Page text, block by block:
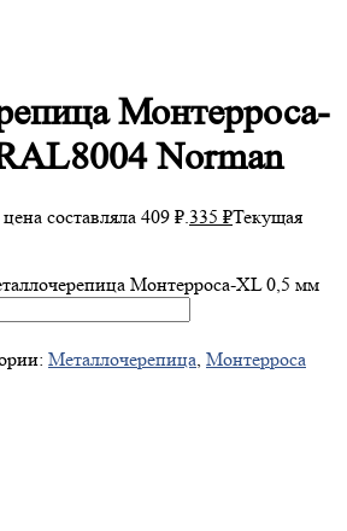
Монтерроса-
Norman
составляла 409 ₽.335 ₽Текущая
Монтерроса-XL 0,5 мм
Металлочерепица, Монтерроса